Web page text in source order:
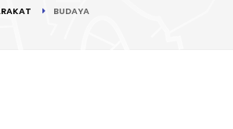
BUDAYA